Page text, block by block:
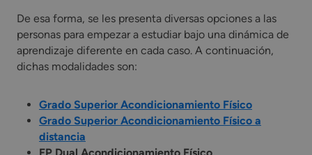
De esa forma, se les presenta diversas opciones a las
personas para empezar a estudiar bajo una dinámica de
aprendizaje diferente en cada caso. A continuación,
dichas modalidades son:
Grado Superior Acondicionamiento Físico
Grado Superior Acondicionamiento Físico a
distancia